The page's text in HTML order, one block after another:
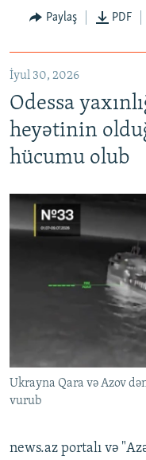
Paylaş PDF
İyul 30, 2026
Odessa
heyətinin
hücumu olub
Ukrayna Qara və Azov
vurub
news.az portalı və